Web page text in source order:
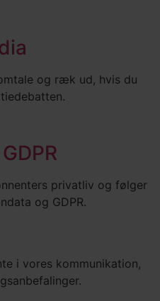
og ræk ud, hvis du
privatliv og følger
og GDPR.
i vores kommunikation,